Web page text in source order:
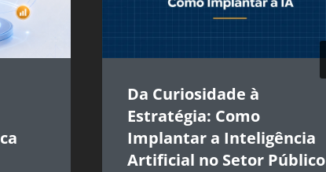
Da Curiosidade à
Estratégia: Como
Implantar a Inteligência
Artificial no Setor Público